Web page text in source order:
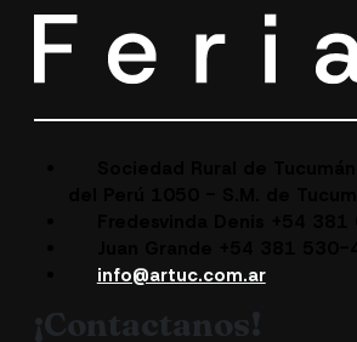
info@artuc.com.ar
¡Contactanos!